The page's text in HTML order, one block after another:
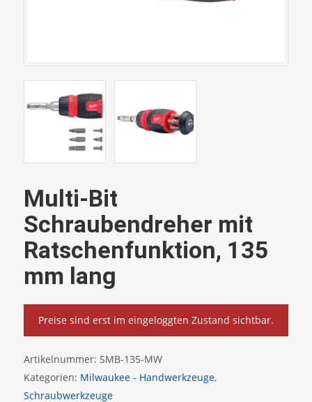
Multi-Bit
Schraubendreher mit
Ratschenfunktion, 135
mm lang
Preise sind erst im eingeloggten Zustand sichtbar.
Artikelnummer: SMB-135-MW
Kategorien: Milwaukee - Handwerkzeuge,
Schraubwerkzeuge